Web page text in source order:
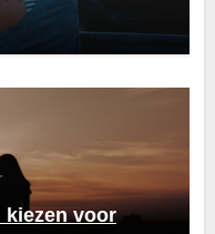
kiezen voor